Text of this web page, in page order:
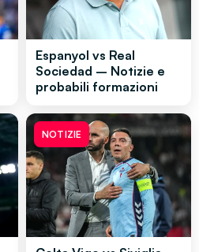
Espanyol vs Real
Sociedad – Notizie e
probabili formazioni
NOTIZIE